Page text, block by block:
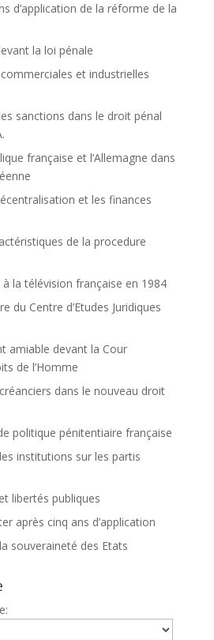
d’application de la réforme de la
la loi pénale
et industrielles
sanctions dans le droit pénal
française et l’Allemagne dans
et les finances
de la procedure
à la télévision française en 1984
du Centre d’Etudes Juridiques
amiable devant la Cour
de l’Homme
dans le nouveau droit
politique pénitentiaire française
institutions sur les partis
libertés publiques
après cinq ans d’application
la souveraineté des Etats